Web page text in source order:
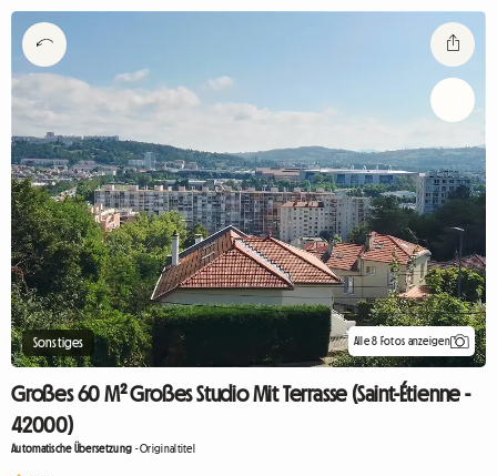
Sonstiges Alle 8 Fotos anzeigen
Großes 60 M² Großes Studio Mit Terrasse (Saint-Étienne -
42000)
Automatische Übersetzung -Originaltitel